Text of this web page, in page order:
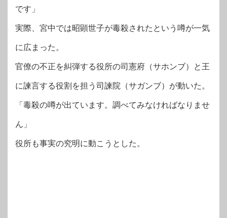
です」
実際、宮中では昭顕世子が毒殺されたという噂が一気
に広まった。
官僚の不正を糾弾する役所の司憲府（サホンブ）と王
に諫言する役割を担う司諫院（サガンブ）が動いた。
「毒殺の噂が出ています。調べてみなければなりませ
ん」
役所も事実の究明に動こうとした。